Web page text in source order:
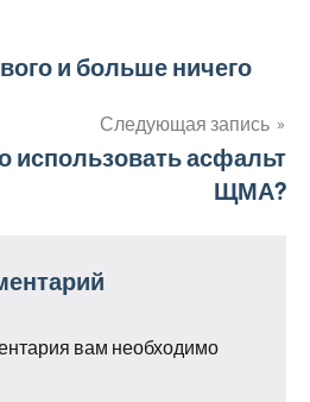
и больше ничего
Следующая запись
использовать асфальт
ЩМА?
вам необходимо